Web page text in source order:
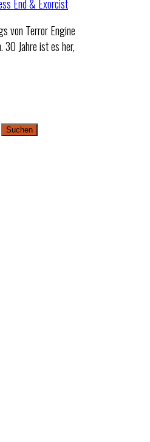
von Terror Engine
30 Jahre ist es her,
Suchen